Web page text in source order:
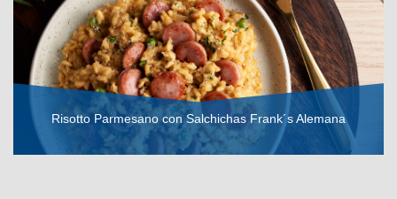
Risotto Parmesano con Salchichas Frank´s Alemana